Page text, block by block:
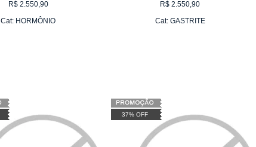
R$ 2.550,90
Cat: HORMÔNIO
R$ 2.550,90
Cat: GASTRITE
37% OFF